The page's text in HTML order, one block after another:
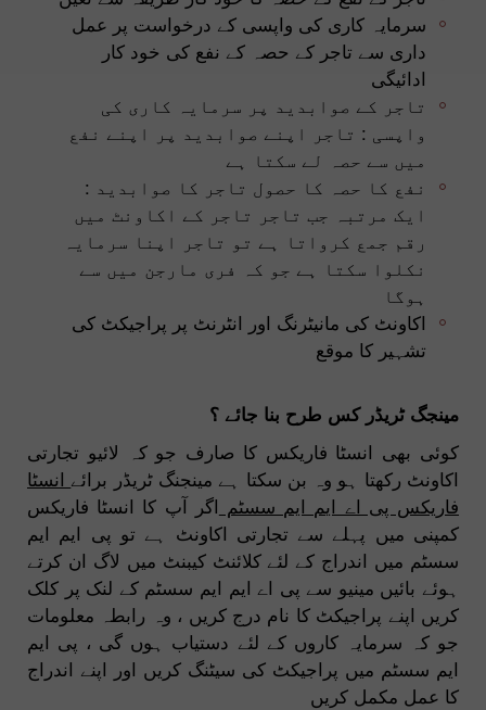
سرمایہ کاری کی واپسی کے درخواست پر عمل
داری سے تاجر کے حصہ کے نفع کی خود کار
ادائیگی
تاجر کے صوابدید پر سرمایہ کاری کی
واپسی : تاجر اپنے صوابدید پر اپنے نفع
میں سے حصہ لے سکتا ہے
نفع کا حصہ کا حصول تاجر کا صوابدید :
ایک مرتبہ جب تاجر تاجر کے اکاونٹ میں
رقم جمع کرواتا ہے تو تاجر اپنا سرمایہ
نکلوا سکتا ہے جو کہ فری مارجن میں سے
ہوگا
اکاونٹ کی مانیٹرنگ اور انٹرنٹ پر پراجیکٹ کی
تشہیر کا موقع
مینجگ ٹریڈر کس طرح بنا جائے ؟
کوئی بھی انسٹا فاریکس کا صارف جو کہ لائیو تجارتی
اکاونٹ رکھتا ہو وہ بن سکتا ہے مینجنگ ٹریڈر برائے انسٹا
فاریکس پی اے ایم ایم سسٹم اگر آپ کا انسٹا فاریکس
کمپنی میں پہلے سے تجارتی اکاونٹ ہے تو پی ایم ایم
سسٹم میں اندراج کے لئے کلائنٹ کیبنٹ میں لاگ ان کرتے
ہوئے بائیں مینیو سے پی اے ایم ایم سسٹم کے لنک پر کلک
کریں اپنے پراجیکٹ کا نام درج کریں ، وہ رابطہ معلومات
جو کہ سرمایہ کاروں کے لئے دستیاب ہوں گی ، پی ایم
ایم سسٹم میں پراجیکٹ کی سیٹنگ کریں اور اپنے اندراج
کا عمل مکمل کریں